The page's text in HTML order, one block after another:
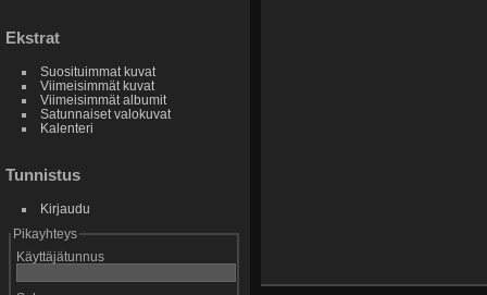
Ekstrat
Suosituimmat kuvat
Viimeisimmät kuvat
Viimeisimmät albumit
Satunnaiset valokuvat
Kalenteri
Tunnistus
Kirjaudu
Pikayhteys
Käyttäjätunnus